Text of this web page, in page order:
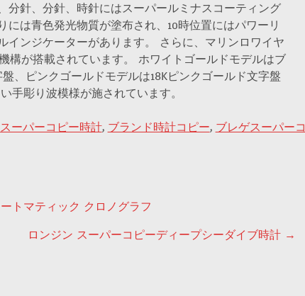
分針、分針、時針にはスーパールミナスコーティング
は青色発光物質が塗布され、10時位置にはパワーリ
インジケーターがあります。 さらに、マリンロワイヤ
構が搭載されています。 ホワイトゴールドモデルはブ
、ピンクゴールドモデルは18Kピンクゴールド文字盤
手彫り波模様が施されています。
スーパーコピー時計, ブランド時計コピー, ブレゲスーパーコ
ン
トマティック クロノグラフ
ロンジン スーパーコピーディープシーダイブ時計 →